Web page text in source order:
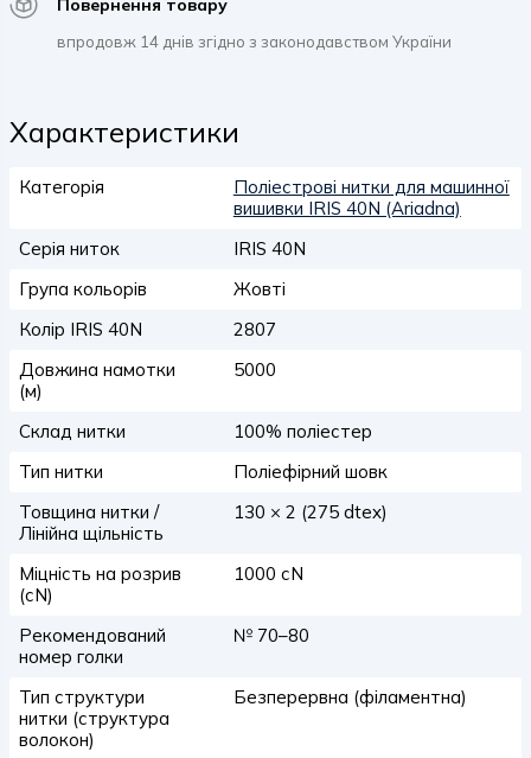
Повернення товару
впродовж 14 днів згідно з законодавством України
Характеристики
Категорія
Поліестрові нитки для машинної
вишивки IRIS 40N (Ariadna)
Серія ниток
IRIS 40N
Група кольорів
Жовті
Колір IRIS 40N
2807
Довжина намотки
(м)
5000
Склад нитки
100% поліестер
Тип нитки
Поліефірний шовк
Товщина нитки /
Лінійна щільність
130 × 2 (275 dtex)
Міцність на розрив
(сN)
1000 сN
Рекомендований
номер голки
№ 70–80
Тип структури
нитки (структура
волокон)
Безперервна (філаментна)